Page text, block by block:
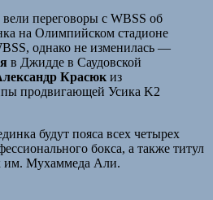
переговоры с WBSS об
на Олимпийском стадионе
однако не изменилась —
в Джидде в Саудовской
Красюк из
продвигающей Усика K2
будут пояса всех четырех
бокса, а также титул
им. Мухаммеда Али.